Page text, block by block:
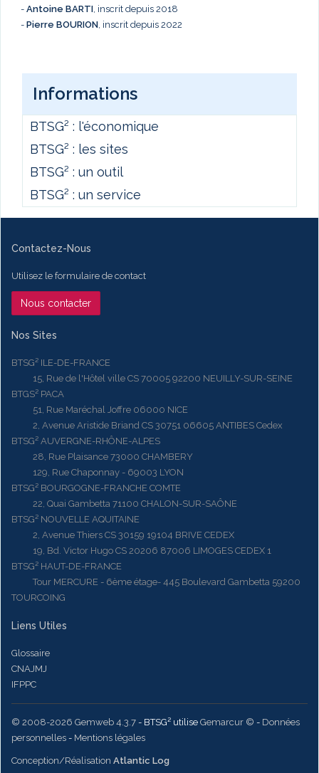
- Antoine BARTI, inscrit depuis 2018
- Pierre BOURION, inscrit depuis 2022
Informations
BTSG² : l'économique
BTSG² : les sites
BTSG² : un outil
BTSG² : un service
Contactez-Nous
Utilisez le formulaire de contact
Nous contacter
Nos Sites
BTSG² ILE-DE-FRANCE
15, Rue de l'Hôtel ville CS 70005 92200 NEUILLY-SUR-SEINE
BTGS² PACA
51, Rue Maréchal Joffre 06000 NICE
2, Avenue Aristide Briand CS 30751 06605 ANTIBES Cedex
BTSG² AUVERGNE-RHÔNE-ALPES
28, Rue Plaisance 73000 CHAMBERY
129, Rue Chaponnay - 69003 LYON
BTSG² BOURGOGNE-FRANCHE COMTE
22, Quai Gambetta 71100 CHALON-SUR-SAÔNE
BTSG² NOUVELLE AQUITAINE
2, Avenue Thiers CS 30159 19104 BRIVE CEDEX
19, Bd. Victor Hugo CS 20206 87006 LIMOGES CEDEX 1
BTSG² HAUT-DE-FRANCE
Tour MERCURE - 6ème étage- 445 Boulevard Gambetta 59200
TOURCOING
Liens Utiles
Glossaire
CNAJMJ
IFPPC
© 2008-2026 Gemweb 4.3.7 - BTSG² utilise Gemarcur © - Données
personnelles - Mentions légales
Conception/Réalisation Atlantic Log